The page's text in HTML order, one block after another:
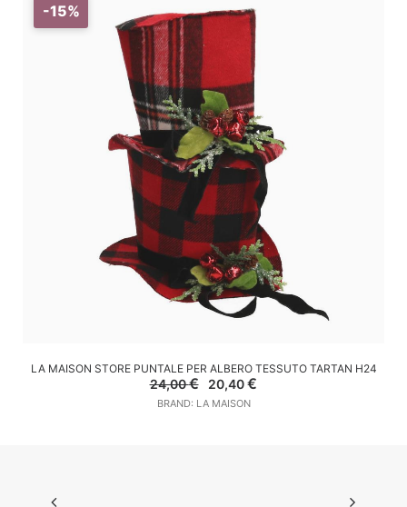
-15%
AGGIUNGI AL CARRELLO
LA MAISON STORE PUNTALE PER ALBERO TESSUTO TARTAN H24
24,00€
Il
prezzo
originale
20,40€
BRAND: LA MAISON